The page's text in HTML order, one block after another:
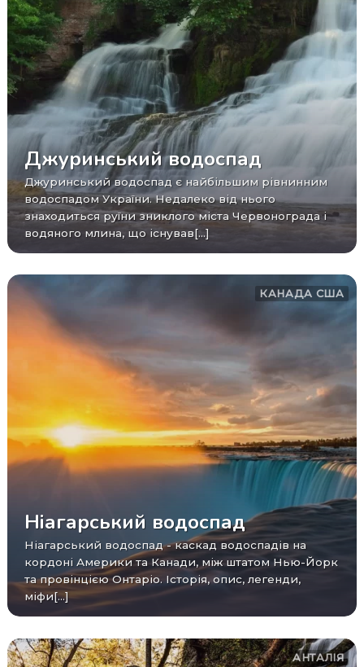
Джуринський водоспад
Джуринський водоспад є найбільшим рівнинним
водоспадом України. Недалеко від нього
знаходиться руїни зниклого міста Червонограда і
водяного млина, що існував[...]
КАНАДА США
Ніагарський водоспад
Ніагарський водоспад - каскад водоспадів на
кордоні Америки та Канади, між штатом Нью-Йорк
та провінцією Онтаріо. Історія, опис, легенди,
міфи[...]
АНТАЛІЯ